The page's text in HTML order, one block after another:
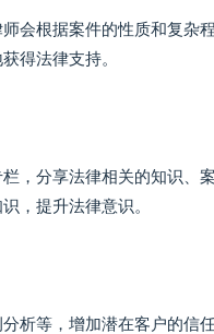
会根据案件的性质和复
得法律支持。
，分享法律相关的知识、
，提升法律意识。
析等，增加潜在客户的